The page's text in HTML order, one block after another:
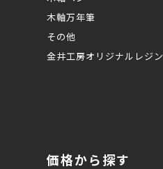
木軸万年筆
その他
金井工房オリジナルレジン
価格から探す